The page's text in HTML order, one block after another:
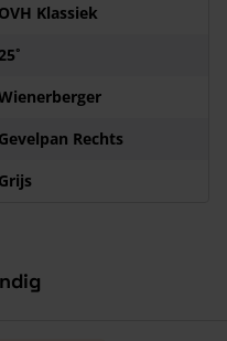
OVH Klassiek
Gevelpan Rechts
Grijs